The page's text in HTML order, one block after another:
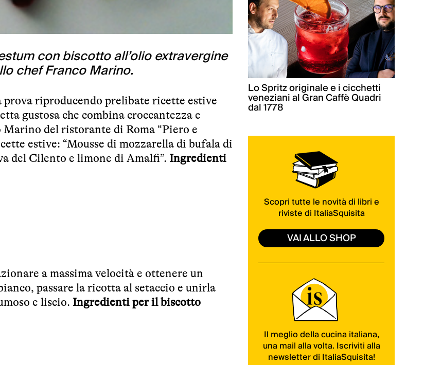
con biscotto all’olio extravergine
chef Franco Marino.
prova riproducendo prelibate ricette estive
gustosa che combina croccantezza e
del ristorante di Roma “Piero e
estive: “Mousse di mozzarella di bufala di
del Cilento e limone di Amalfi”. Ingredienti
a massima velocità e ottenere un
passare la ricotta al setaccio e unirla
e liscio. Ingredienti per il biscotto
Lo Spritz originale e i cicchetti
veneziani al Gran Caffè Quadri
dal 1778
Scopri tutte le novità di libri e
riviste di ItaliaSquisita
VAI ALLO SHOP
Il meglio della cucina italiana,
una mail alla volta. Iscriviti alla
newsletter di ItaliaSquisita!